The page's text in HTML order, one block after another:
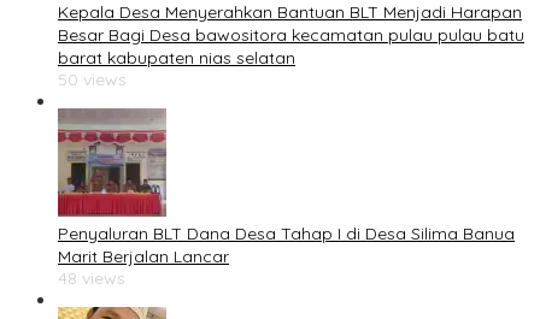
Kepala Desa Menyerahkan Bantuan BLT Menjadi Harapan
Besar Bagi Desa bawositora kecamatan pulau pulau batu
barat kabupaten nias selatan
50 views
Penyaluran BLT Dana Desa Tahap I di Desa Silima Banua
Marit Berjalan Lancar
48 views